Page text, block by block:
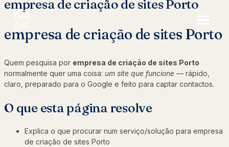
empresa de criação de sites Porto
empresa de criação de sites Porto
Quem pesquisa por empresa de criação de sites Porto
normalmente quer uma coisa: um site que funcione — rápido,
claro, preparado para o Google e feito para captar contactos.
O que esta página resolve
Explica o que procurar num serviço/solução para empresa
de criação de sites Porto